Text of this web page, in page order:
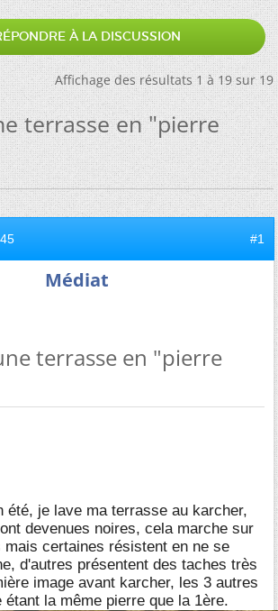
À LA DISCUSSION
Affichage des résultats 1 à 19 sur 19
terrasse en "pierre
#1
Médiat
terrasse en "pierre
été, je lave ma terrasse au karcher,
devenues noires, cela marche sur
mais certaines résistent en ne se
d'autres présentent des taches très
image avant karcher, les 3 autres
étant la même pierre que la 1ère.